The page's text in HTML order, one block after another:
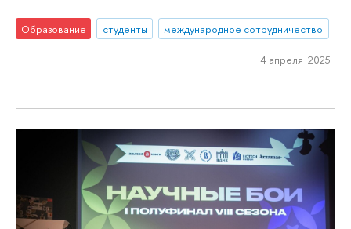
Образование студенты международное сотрудничество
4 апреля 2025